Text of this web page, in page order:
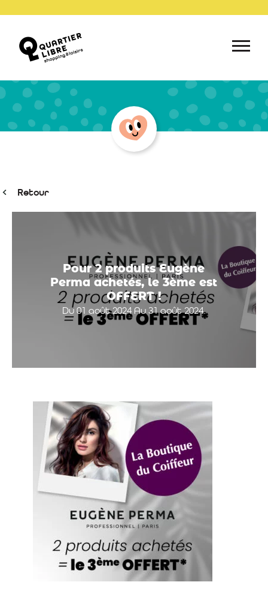
Retour
Pour 2 produits Eugène
Perma achetés, le 3ème est
OFFERT !
Du 01 août 2024 Au 31 août 2024.